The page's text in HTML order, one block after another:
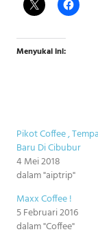
Menyukai ini:
Pikot Coffee ,
Baru Di Cibubur
4 Mei 2018
dalam "aiptrip"
Maxx Coffee !
5 Februari 2016
dalam "Coffee"